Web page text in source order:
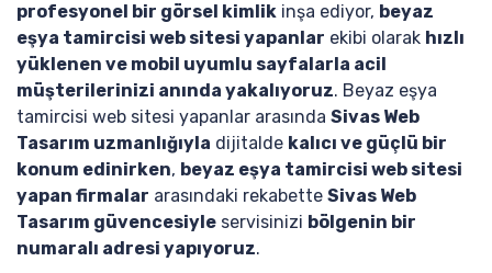
profesyonel bir görsel kimlik inşa ediyor, beyaz
eşya tamircisi web sitesi yapanlar ekibi olarak hızlı
yüklenen ve mobil uyumlu sayfalarla acil
müşterilerinizi anında yakalıyoruz. Beyaz eşya
tamircisi web sitesi yapanlar arasında Sivas Web
Tasarım uzmanlığıyla dijitalde kalıcı ve güçlü bir
konum edinirken, beyaz eşya tamircisi web sitesi
yapan firmalar arasındaki rekabette Sivas Web
Tasarım güvencesiyle servisinizi bölgenin bir
numaralı adresi yapıyoruz.